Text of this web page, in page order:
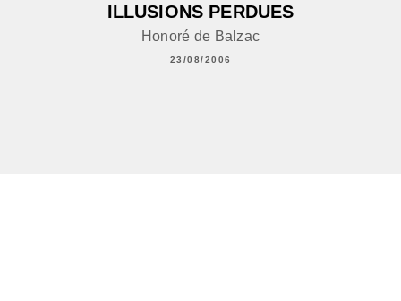
ILLUSIONS PERDUES
Honoré de Balzac
23/08/2006